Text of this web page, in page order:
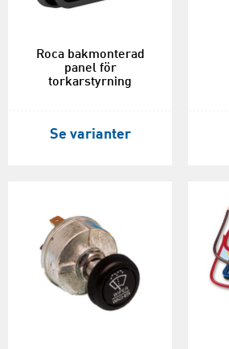
Roca bakmonterad
panel för
torkarstyrning
Se varianter